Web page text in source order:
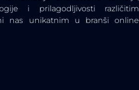
i prilagodljivosti različitim
nas unikatnim u branši online